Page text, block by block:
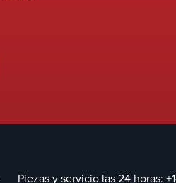
Piezas y servicio las 24 horas: